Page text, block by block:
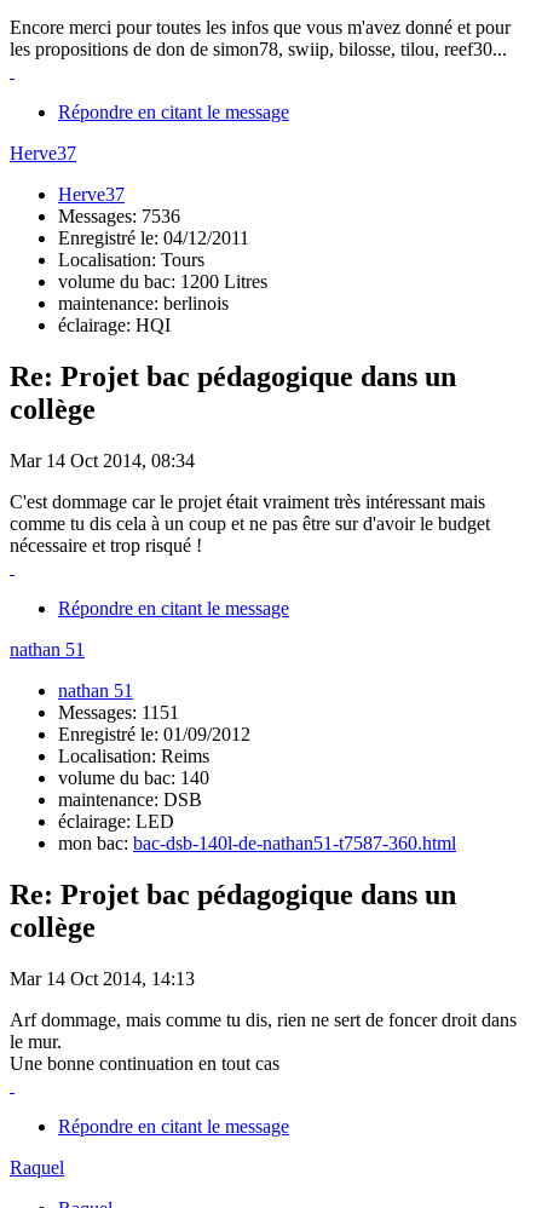
Encore merci pour toutes les infos que vous m'avez donné et pour
les propositions de don de simon78, swiip, bilosse, tilou, reef30...
Répondre en citant le message
Herve37
Herve37
Messages: 7536
Enregistré le: 04/12/2011
Localisation: Tours
volume du bac: 1200 Litres
maintenance: berlinois
éclairage: HQI
Re: Projet bac pédagogique dans un
collège
Mar 14 Oct 2014, 08:34
C'est dommage car le projet était vraiment très intéressant mais
comme tu dis cela à un coup et ne pas être sur d'avoir le budget
nécessaire et trop risqué !
Répondre en citant le message
nathan 51
nathan 51
Messages: 1151
Enregistré le: 01/09/2012
Localisation: Reims
volume du bac: 140
maintenance: DSB
éclairage: LED
mon bac: bac-dsb-140l-de-nathan51-t7587-360.html
Re: Projet bac pédagogique dans un
collège
Mar 14 Oct 2014, 14:13
Arf dommage, mais comme tu dis, rien ne sert de foncer droit dans
le mur.
Une bonne continuation en tout cas
Répondre en citant le message
Raquel